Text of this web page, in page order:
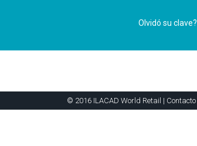
Olvidó su clave?
© 2016 ILACAD World Retail | Contacto